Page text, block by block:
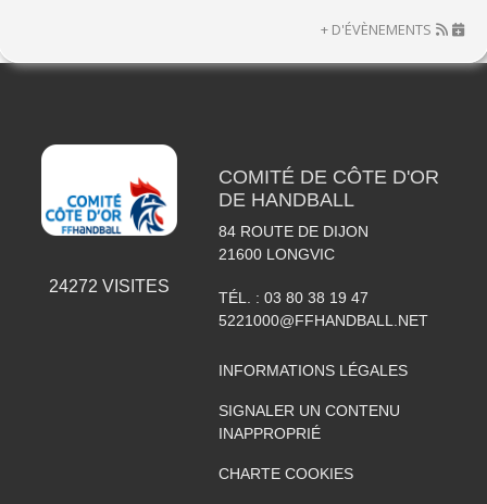
+ D'ÉVÈNEMENTS
24272 VISITES
COMITÉ DE CÔTE D'OR
DE HANDBALL
84 ROUTE DE DIJON
21600 LONGVIC
TÉL. : 03 80 38 19 47
5221000@FFHANDBALL.NET
INFORMATIONS LÉGALES
SIGNALER UN CONTENU
INAPPROPRIÉ
CHARTE COOKIES